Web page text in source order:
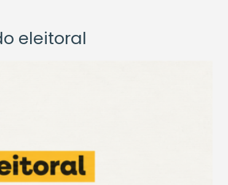
eleitoral